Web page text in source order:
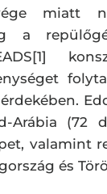
miatt
a
Arábia (72
valamint
és